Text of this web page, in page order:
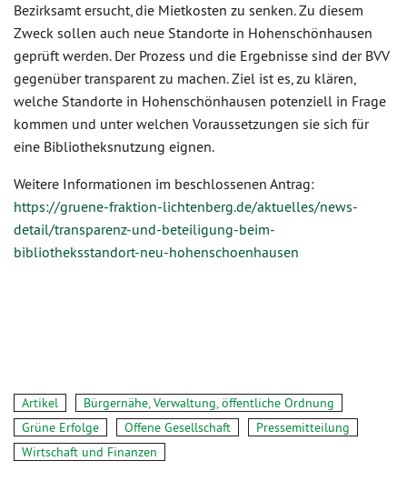
Bezirksamt ersucht, die Mietkosten zu senken. Zu diesem
Zweck sollen auch neue Standorte in Hohenschönhausen
geprüft werden. Der Prozess und die Ergebnisse sind der BVV
gegenüber transparent zu machen. Ziel ist es, zu klären,
welche Standorte in Hohenschönhausen potenziell in Frage
kommen und unter welchen Voraussetzungen sie sich für
eine Bibliotheksnutzung eignen.
Weitere Informationen im beschlossenen Antrag:
https://gruene-fraktion-lichtenberg.de/aktuelles/news-
detail/transparenz-und-beteiligung-beim-
bibliotheksstandort-neu-hohenschoenhausen
Artikel
Bürgernähe, Verwaltung, öffentliche Ordnung
Grüne Erfolge
Offene Gesellschaft
Pressemitteilung
Wirtschaft und Finanzen